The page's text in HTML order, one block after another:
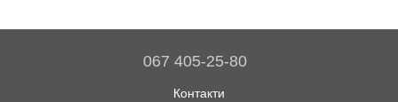
067 405-25-80
Контакти